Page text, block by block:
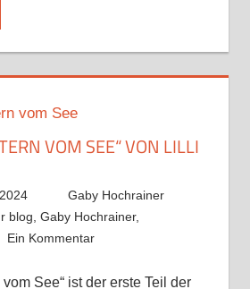
VOM SEE“ VON LILLI
Gaby Hochrainer
blog Gaby Hochrainer,
Ein Kommentar
See“ ist der erste Teil der